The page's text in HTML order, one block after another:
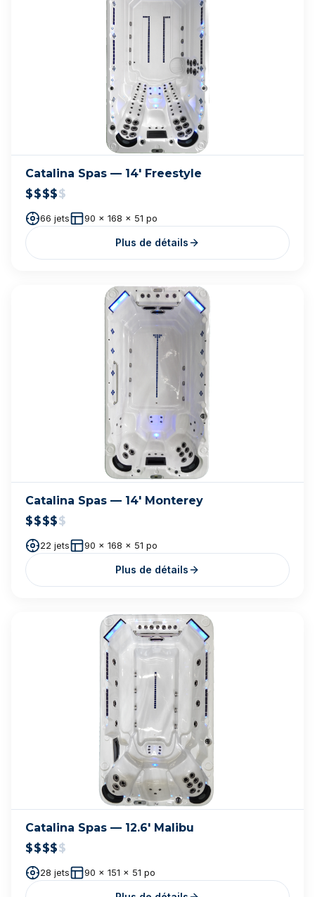
Suivez-nous sur Instagram
Experts en spas depuis plus de 20 ans. Vente, remise à
neuf, réparation et optimisation de spas, toutes marques
confondues.
450-304-7727
Accueil
Services
Garantie
Blogue
Contact
NOS SERVICES
Vente de spas
Remise à neuf
Livraison & installation